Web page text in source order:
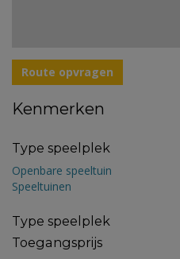
Route opvragen
Kenmerken
Type speelplek
Openbare speeltuin
Speeltuinen
Type speelplek
Toegangsprijs